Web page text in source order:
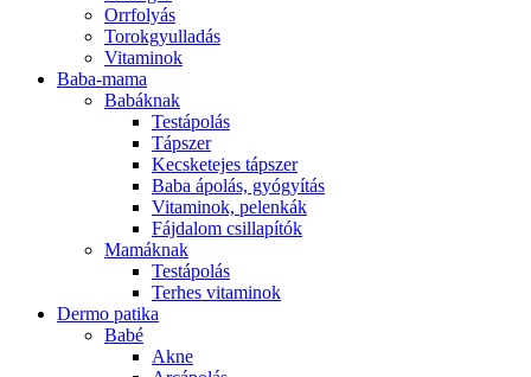
Orrfolyás
Torokgyulladás
Vitaminok
Baba-mama
Babáknak
Testápolás
Tápszer
Kecsketejes tápszer
Baba ápolás, gyógyítás
Vitaminok, pelenkák
Fájdalom csillapítók
Mamáknak
Testápolás
Terhes vitaminok
Dermo patika
Babé
Akne